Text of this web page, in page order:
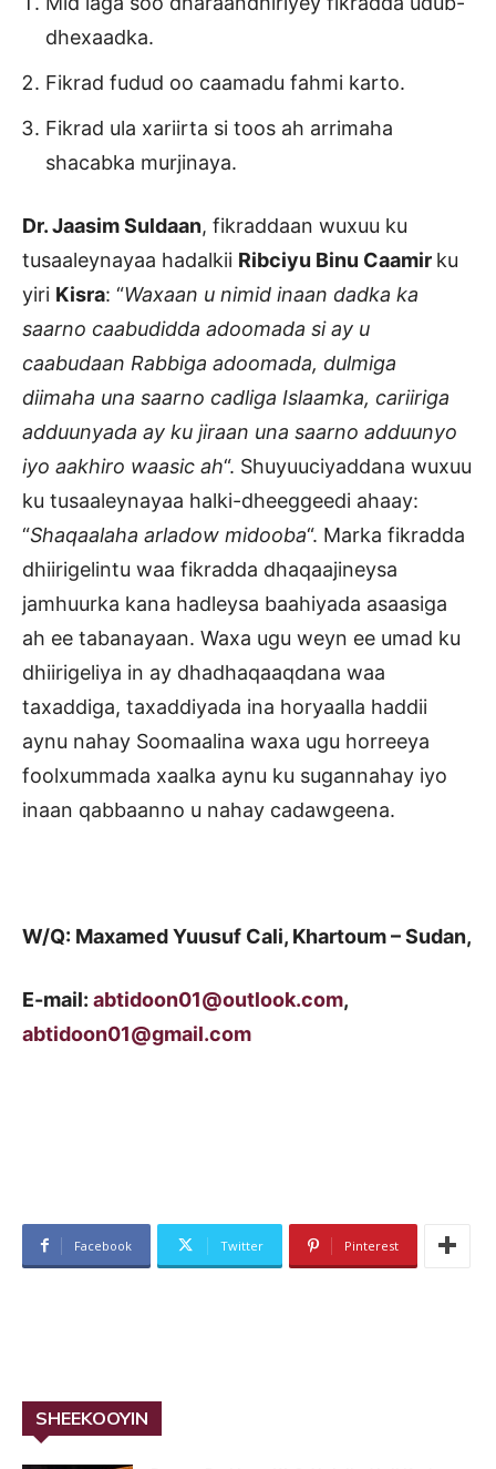
dhexaadka.
Fikrad fudud oo caamadu fahmi karto.
Fikrad ula xariirta si toos ah arrimaha
shacabka murjinaya.
Dr. Jaasim Suldaan, fikraddaan wuxuu ku
tusaaleynayaa hadalkii Ribciyu Binu Caamir ku
yiri Kisra: “Waxaan u nimid inaan dadka ka
saarno caabudidda adoomada si ay u
caabudaan Rabbiga adoomada, dulmiga
diimaha una saarno cadliga Islaamka, cariiriga
adduunyada ay ku jiraan una saarno adduunyo
iyo aakhiro waasic ah“. Shuyuuciyaddana wuxuu
ku tusaaleynayaa halki-dheeggeedi ahaay:
“Shaqaalaha arladow midooba“. Marka fikradda
dhiirigelintu waa fikradda dhaqaajineysa
jamhuurka kana hadleysa baahiyada asaasiga
ah ee tabanayaan. Waxa ugu weyn ee umad ku
dhiirigeliya in ay dhadhaqaaqdana waa
taxaddiga, taxaddiyada ina horyaalla haddii
aynu nahay Soomaalina waxa ugu horreeya
foolxummada xaalka aynu ku sugannahay iyo
inaan qabbaanno u nahay cadawgeena.
W/Q: Maxamed Yuusuf Cali, Khartoum – Sudan,
E-mail: abtidoon01@outlook.com,
abtidoon01@gmail.com
Facebook Twitter Pinterest
SHEEKOOYIN